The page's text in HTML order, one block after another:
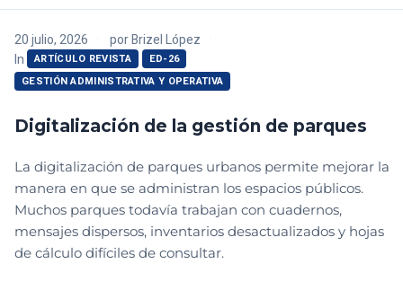
20 julio, 2026 porBrizel López
In
ARTÍCULO REVISTA
ED-26
GESTIÓN ADMINISTRATIVA Y OPERATIVA
Digitalización de la gestión de parques
La digitalización de parques urbanos permite mejorar la
manera en que se administran los espacios públicos.
Muchos parques todavía trabajan con cuadernos,
mensajes dispersos, inventarios desactualizados y hojas
de cálculo difíciles de consultar.